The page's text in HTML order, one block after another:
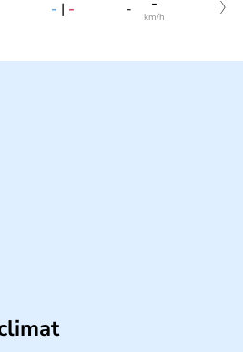
- | - - km/h